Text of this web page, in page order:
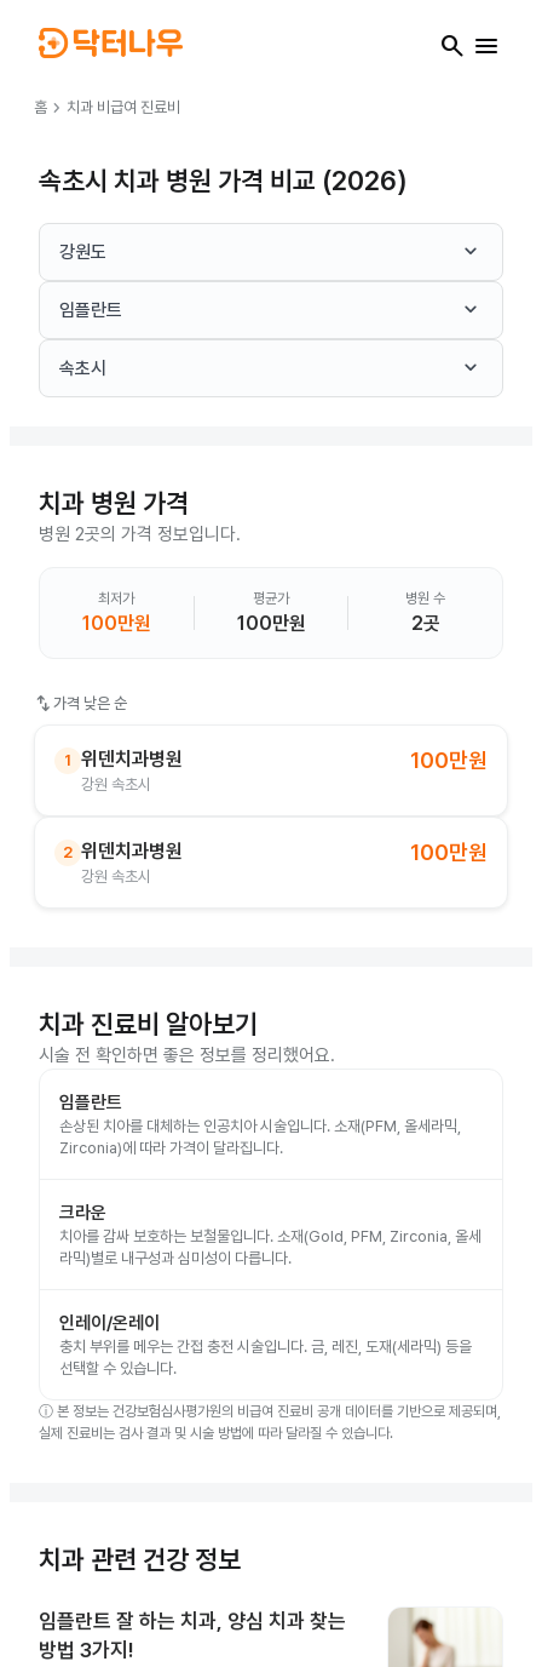
search menu
홈 chevron_right 치과 비급여 진료비
속초시 치과 병원 가격 비교 (2026)
강원도 keyboard_arrow_down
임플란트 keyboard_arrow_down
속초시 keyboard_arrow_down
치과 병원 가격
병원 2곳의 가격 정보입니다.
최저가
100만원
평균가
100만원
병원 수
2곳
swap_vert 가격 낮은 순
1 위덴치과병원
강원 속초시
100만원
2 위덴치과병원
강원 속초시
100만원
치과 진료비 알아보기
시술 전 확인하면 좋은 정보를 정리했어요.
임플란트
손상된 치아를 대체하는 인공치아 시술입니다. 소재(PFM, 올세라믹,
Zirconia)에 따라 가격이 달라집니다.
크라운
치아를 감싸 보호하는 보철물입니다. 소재(Gold, PFM, Zirconia, 올세
라믹)별로 내구성과 심미성이 다릅니다.
인레이/온레이
충치 부위를 메우는 간접 충전 시술입니다. 금, 레진, 도재(세라믹) 등을
선택할 수 있습니다.
ⓘ 본 정보는 건강보험심사평가원의 비급여 진료비 공개 데이터를 기반으로 제공되며,
실제 진료비는 검사 결과 및 시술 방법에 따라 달라질 수 있습니다.
치과 관련 건강 정보
임플란트 잘 하는 치과, 양심 치과 찾는
방법 3가지!